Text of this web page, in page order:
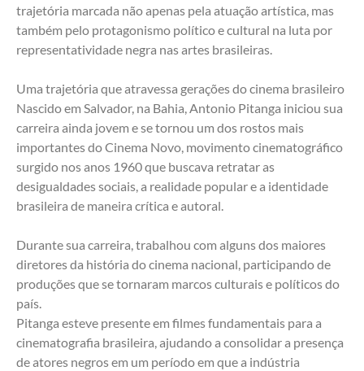
trajetória marcada não apenas pela atuação artística, mas
também pelo protagonismo político e cultural na luta por
representatividade negra nas artes brasileiras.
Uma trajetória que atravessa gerações do cinema brasileiro
Nascido em Salvador, na Bahia, Antonio Pitanga iniciou sua
carreira ainda jovem e se tornou um dos rostos mais
importantes do Cinema Novo, movimento cinematográfico
surgido nos anos 1960 que buscava retratar as
desigualdades sociais, a realidade popular e a identidade
brasileira de maneira crítica e autoral.
Durante sua carreira, trabalhou com alguns dos maiores
diretores da história do cinema nacional, participando de
produções que se tornaram marcos culturais e políticos do
país.
Pitanga esteve presente em filmes fundamentais para a
cinematografia brasileira, ajudando a consolidar a presença
de atores negros em um período em que a indústria